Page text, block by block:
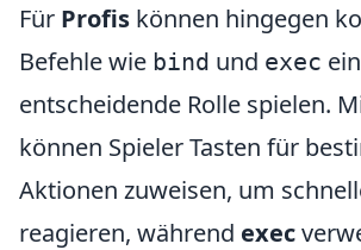
Für Profis können hingegen
Befehle wie bind und exec
entscheidende Rolle spielen.
können Spieler Tasten für
Aktionen zuweisen, um
reagieren, während exec